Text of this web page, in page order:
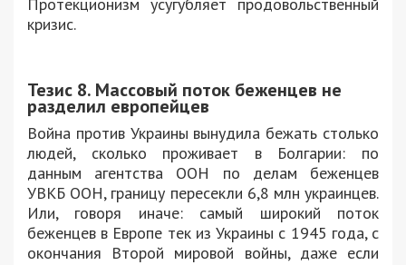
кризис.
Тезис 8. Массовый поток беженцев не
разделил европейцев
Война против Украины вынудила бежать столько
людей, сколько проживает в Болгарии: по
данным агентства ООН по делам беженцев
УВКБ ООН, границу пересекли 6,8 млн украинцев.
Или, говоря иначе: самый широкий поток
беженцев в Европе тек из Украины с 1945 года, с
окончания Второй мировой войны, даже если